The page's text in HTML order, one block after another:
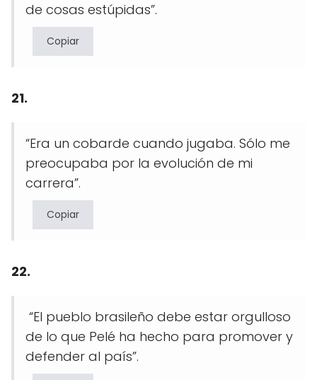
de cosas estúpidas”.
Copiar
21.
“Era un cobarde cuando jugaba. Sólo me
preocupaba por la evolución de mi
carrera”.
Copiar
22.
“El pueblo brasileño debe estar orgulloso
de lo que Pelé ha hecho para promover y
defender al país”.